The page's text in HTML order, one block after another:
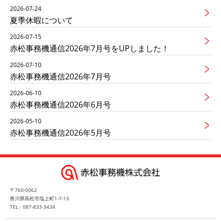
2026-07-24
夏季休暇について
2026-07-15
赤松事務機通信2026年7月号をUPしました！
2026-07-10
赤松事務機通信2026年7月号
2026-06-10
赤松事務機通信2026年6月号
2026-05-10
赤松事務機通信2026年5月号
〒760-0062
香川県高松市塩上町1-7-13
TEL : 087-833-3434